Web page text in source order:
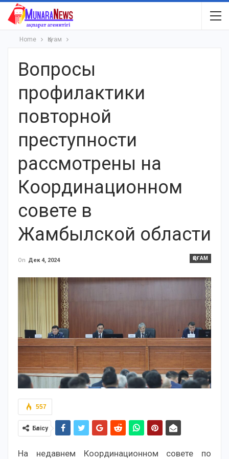
Home Қоғам
Вопросы
профилактики
повторной
преступности
рассмотрены на
Координационном
совете в
Жамбылской области
ҚОҒАМ
On Дек 4, 2024
557
Бөлісу
На недавнем Координационном совете по